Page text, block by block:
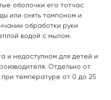
оболочки его тотчас
или снять тампоном и
обработки руки
водой с мылом.
и недоступном для детей и
Отдельно от
температуре от 0 до 25